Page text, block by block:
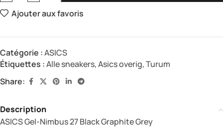
Ajouter aux favoris
Catégorie :ASICS
Étiquettes :Alle sneakers,Asics overig,Turum
Share:
Description
ASICS Gel-Nimbus 27 Black Graphite Grey